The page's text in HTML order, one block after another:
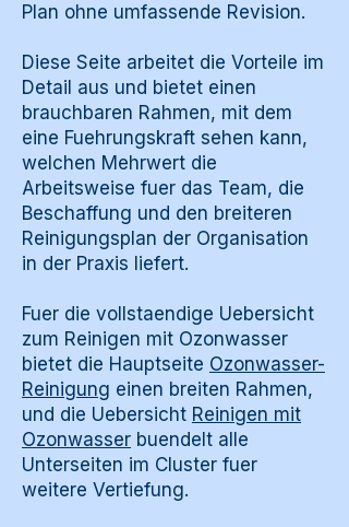
Plan ohne umfassende Revision.
Diese Seite arbeitet die Vorteile im
Detail aus und bietet einen
brauchbaren Rahmen, mit dem
eine Fuehrungskraft sehen kann,
welchen Mehrwert die
Arbeitsweise fuer das Team, die
Beschaffung und den breiteren
Reinigungsplan der Organisation
in der Praxis liefert.
Fuer die vollstaendige Uebersicht
zum Reinigen mit Ozonwasser
bietet die Hauptseite Ozonwasser-
Reinigung einen breiten Rahmen,
und die Uebersicht Reinigen mit
Ozonwasser buendelt alle
Unterseiten im Cluster fuer
weitere Vertiefung.